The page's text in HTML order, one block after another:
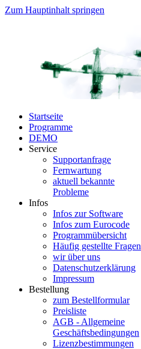
Zum Hauptinhalt springen
Startseite
Programme
DEMO
Service
Supportanfrage
Fernwartung
aktuell bekannte
Probleme
Infos
Infos zur Software
Infos zum Eurocode
Programmübersicht
Häufig gestellte Fragen
wir über uns
Datenschutzerklärung
Impressum
Bestellung
zum Bestellformular
Preisliste
AGB - Allgemeine
Geschäftsbedingungen
Lizenzbestimmungen